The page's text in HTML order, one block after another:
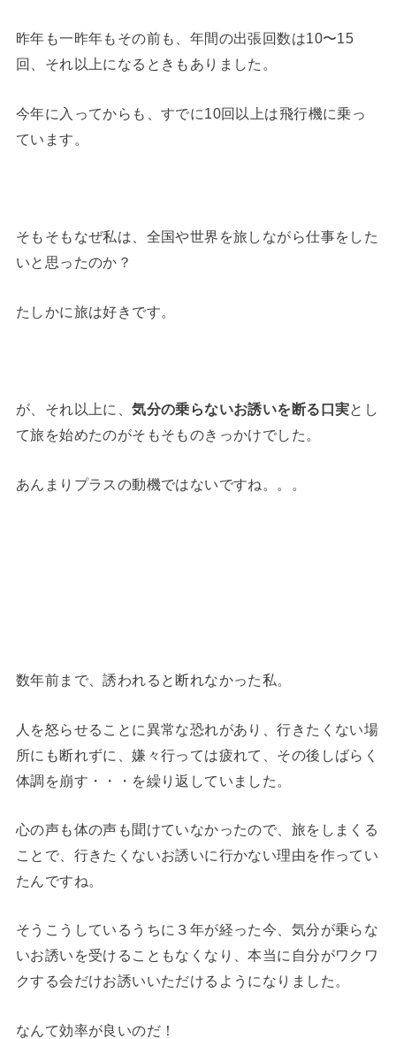
昨年も一昨年もその前も、年間の出張回数は10〜15
回、それ以上になるときもありました。
今年に入ってからも、すでに10回以上は飛行機に乗っ
ています。
そもそもなぜ私は、全国や世界を旅しながら仕事をした
いと思ったのか？
たしかに旅は好きです。
が、それ以上に、気分の乗らないお誘いを断る口実とし
て旅を始めたのがそもそものきっかけでした。
あんまりプラスの動機ではないですね。。。
数年前まで、誘われると断れなかった私。
人を怒らせることに異常な恐れがあり、行きたくない場
所にも断れずに、嫌々行っては疲れて、その後しばらく
体調を崩す・・・を繰り返していました。
心の声も体の声も聞けていなかったので、旅をしまくる
ことで、行きたくないお誘いに行かない理由を作ってい
たんですね。
そうこうしているうちに３年が経った今、気分が乗らな
いお誘いを受けることもなくなり、本当に自分がワクワ
クする会だけお誘いいただけるようになりました。
なんて効率が良いのだ！